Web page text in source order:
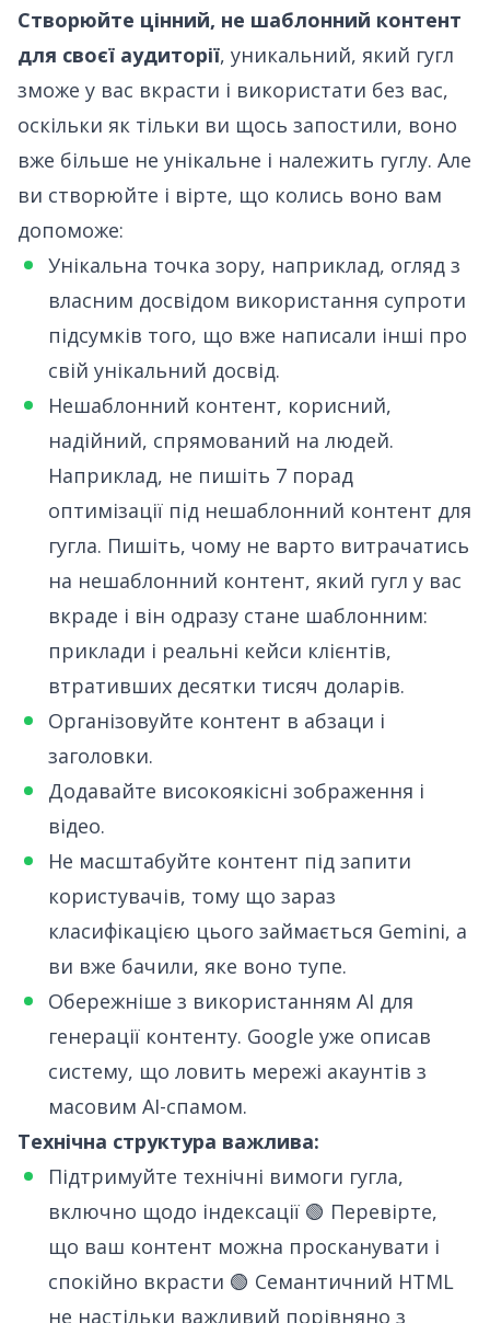
Створюйте цінний, не шаблонний контент
для своєї аудиторії, уникальний, який гугл
зможе у вас вкрасти і використати без вас,
оскільки як тільки ви щось запостили, воно
вже більше не унікальне і належить гуглу. Але
ви створюйте і вірте, що колись воно вам
допоможе:
Унікальна точка зору, наприклад, огляд з
власним досвідом використання супроти
підсумків того, що вже написали інші про
свій унікальний досвід.
Нешаблонний контент, корисний,
надійний, спрямований на людей.
Наприклад, не пишіть 7 порад
оптимізації під нешаблонний контент для
гугла. Пишіть, чому не варто витрачатись
на нешаблонний контент, який гугл у вас
вкраде і він одразу стане шаблонним:
приклади і реальні кейси клієнтів,
втративших десятки тисяч доларів.
Організовуйте контент в абзаци і
заголовки.
Додавайте високоякісні зображення і
відео.
Не масштабуйте контент під запити
користувачів, тому що зараз
класифікацією цього займається Gemini, а
ви вже бачили, яке воно тупе.
Обережніше з використанням AI для
генерації контенту. Google уже описав
систему, що ловить мережі акаунтів з
масовим AI-спамом.
Технічна структура важлива:
Підтримуйте технічні вимоги гугла,
включно щодо індексації 🟢 Перевірте,
що ваш контент можна просканувати і
спокійно вкрасти 🟢 Семантичний HTML
не настільки важливий порівняно з